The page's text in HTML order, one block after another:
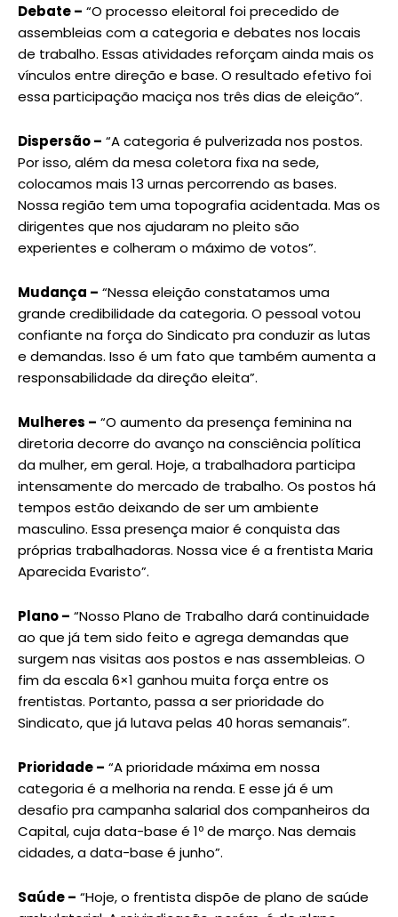
Debate – “O processo eleitoral foi precedido de
assembleias com a categoria e debates nos locais
de trabalho. Essas atividades reforçam ainda mais os
vínculos entre direção e base. O resultado efetivo foi
essa participação maciça nos três dias de eleição”.
Dispersão – “A categoria é pulverizada nos postos.
Por isso, além da mesa coletora fixa na sede,
colocamos mais 13 urnas percorrendo as bases.
Nossa região tem uma topografia acidentada. Mas os
dirigentes que nos ajudaram no pleito são
experientes e colheram o máximo de votos”.
Mudança – “Nessa eleição constatamos uma
grande credibilidade da categoria. O pessoal votou
confiante na força do Sindicato pra conduzir as lutas
e demandas. Isso é um fato que também aumenta a
responsabilidade da direção eleita”.
Mulheres – “O aumento da presença feminina na
diretoria decorre do avanço na consciência política
da mulher, em geral. Hoje, a trabalhadora participa
intensamente do mercado de trabalho. Os postos há
tempos estão deixando de ser um ambiente
masculino. Essa presença maior é conquista das
próprias trabalhadoras. Nossa vice é a frentista Maria
Aparecida Evaristo”.
Plano – “Nosso Plano de Trabalho dará continuidade
ao que já tem sido feito e agrega demandas que
surgem nas visitas aos postos e nas assembleias. O
fim da escala 6×1 ganhou muita força entre os
frentistas. Portanto, passa a ser prioridade do
Sindicato, que já lutava pelas 40 horas semanais”.
Prioridade – “A prioridade máxima em nossa
categoria é a melhoria na renda. E esse já é um
desafio pra campanha salarial dos companheiros da
Capital, cuja data-base é 1º de março. Nas demais
cidades, a data-base é junho”.
Saúde – “Hoje, o frentista dispõe de plano de saúde